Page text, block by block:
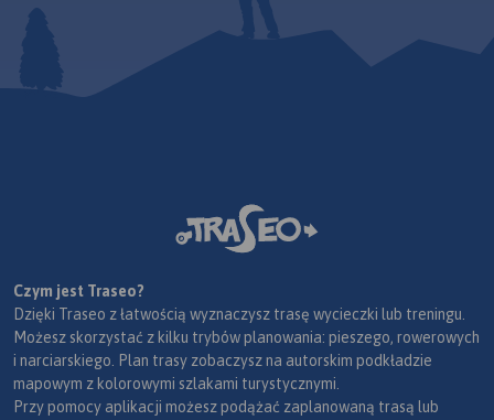
Czym jest Traseo?
Dzięki Traseo z łatwością wyznaczysz trasę wycieczki lub treningu.
Możesz skorzystać z kilku trybów planowania: pieszego, rowerowych
i narciarskiego. Plan trasy zobaczysz na autorskim podkładzie
mapowym z kolorowymi szlakami turystycznymi.
Przy pomocy aplikacji możesz podążać zaplanowaną trasą lub